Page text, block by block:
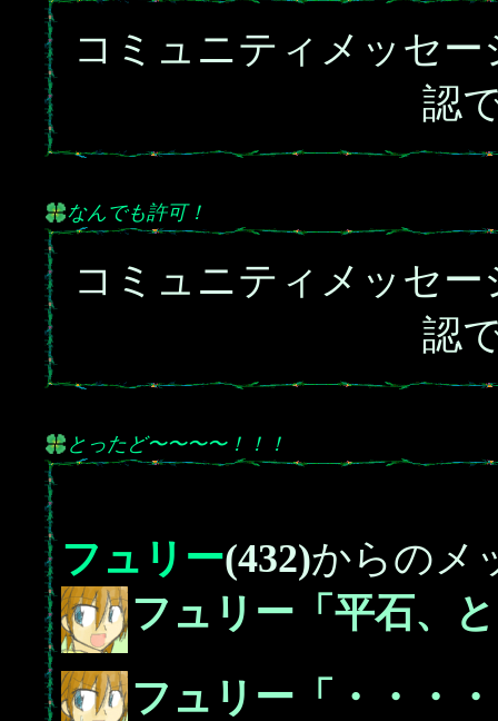
コミュニティメッセ
認
なんでも許可！
コミュニティメッセ
認
とったど〜〜〜〜！！！
フュリー(432)からのメ
フュリー「平石、
フュリー「・・・